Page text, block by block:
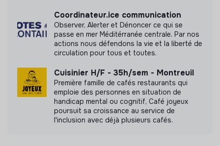
Coordinateur.ice communication
Observer, Alerter et Dénoncer ce qui se
passe en mer Méditérranée centrale. Par nos
actions nous défendons la vie et la liberté de
circulation pour tous et toutes.
Cuisinier H/F - 35h/sem - Montreuil
Première famille de cafés restaurants qui
emploie des personnes en situation de
handicap mental ou cognitif, Café joyeux
poursuit sa croissance au service de
l'inclusion avec déjà plusieurs cafés.